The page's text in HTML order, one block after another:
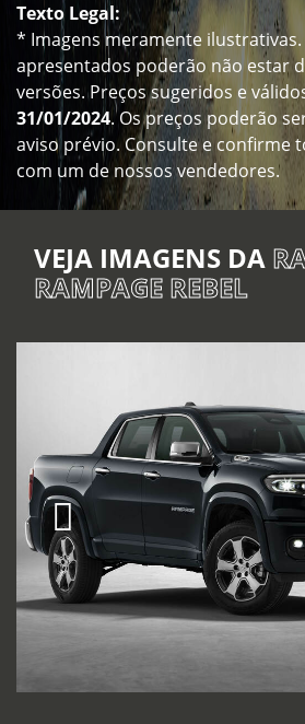
Texto Legal:
* Imagens meramente
apresentados poderão não estar
versões. Preços sugeridos e
31/01/2024. Os preços poderão
aviso prévio. Consulte e confirme
com um de nossos vendedores.
VEJA IMAGENS DA
RAMPAGE REBEL